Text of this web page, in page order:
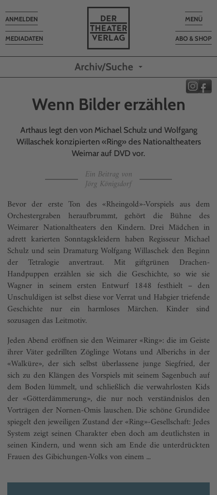
Toggle
MENÜ
ABO & SHOP
MEDIADATEN
Toggle
navigation
ANMELDEN
Archiv/Suche
Wenn Bilder erzählen
Arthaus legt den von Michael Schulz und Wolfgang
Willaschek konzipierten «Ring» des Nationaltheaters
Weimar auf DVD vor.
Ein Beitrag von
Jörg Königsdorf
Bevor der erste Ton des «Rheingold»-Vorspiels aus dem
Orchestergraben heraufbrummt, gehört die Bühne des
Weimarer Nationaltheaters den Kindern. Drei Mädchen in
adrett karierten Sonntagskleidern haben Regisseur Michael
Schulz und sein Dramaturg Wolfgang Willaschek den Beginn
der Tetralogie anvertraut. Mit giftgrünen Drachen-
Handpuppen erzählen sie sich die Geschichte, so wie sie
Wagner in seinem ersten Entwurf 1848 festhielt – den
Unschuldigen ist selbst diese vor Verrat und Habgier triefende
Geschichte nur ein harmloses Märchen. Kinder sind
sozusagen das Leitmotiv.
Jeden Abend eröffnen sie den Weimarer «Ring»: die im Geiste
ihrer Väter gedrillten Zöglinge Wotans und Alberichs in der
«Walküre», der sich selbst überlassene junge Siegfried, der
sich zu den Klängen des Vorspiels mit seinem Sagenbuch auf
dem Boden lümmelt, und schließlich die verwahrlosten Kids
der «Götterdämmerung», die nur noch verständnislos den
Vorträgen der Nornen-Omis lauschen. Die schöne Grundidee
spiegelt den jeweiligen Zustand der «Ring»-Gesellschaft: Jedes
System zeigt seinen Charakter eben doch am deutlichsten in
seinen Kindern, und wenn sich am Ende die unterdrückten
Frauen des Gibichungen-Volks von einem ...